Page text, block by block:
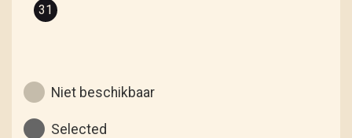
31
Niet beschikbaar
Selected